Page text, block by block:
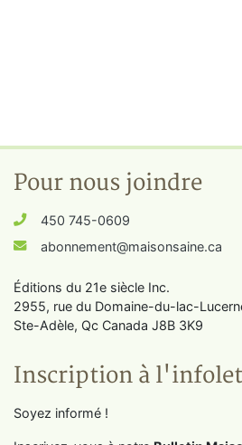
Pour nous joindre
450 745-0609
abonnement@maisonsaine.ca
Éditions du 21e siècle Inc.
2955, rue du Domaine-du-lac-
Ste-Adèle, Qc Canada J8B 3K9
Inscription à
Soyez informé !